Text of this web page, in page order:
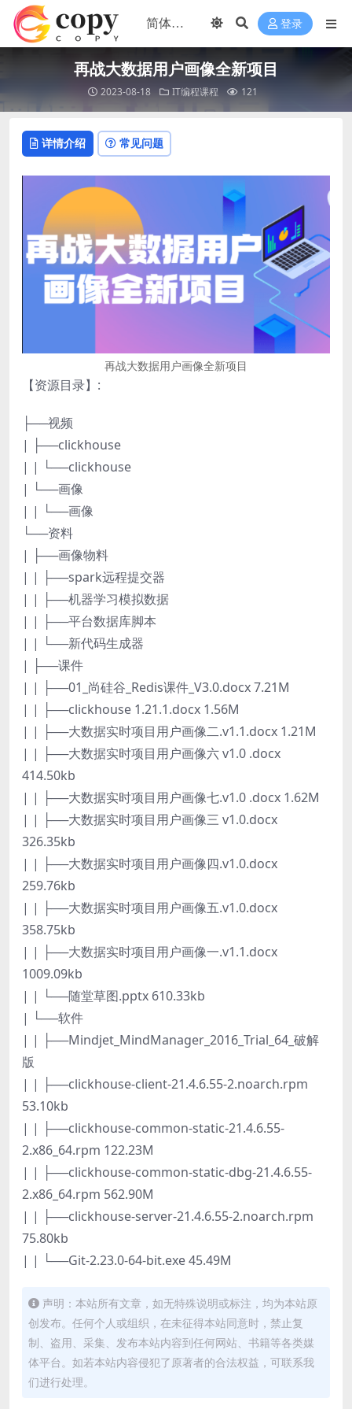
登录
再战大数据用户画像全新项目
2023-08-18 IT编程课程 121
详情介绍 常见问题
再战大数据用户画像全新项目
【资源目录】:
├──视频
| ├──clickhouse
| | └──clickhouse
| └──画像
| | └──画像
└──资料
| ├──画像物料
| | ├──spark远程提交器
| | ├──机器学习模拟数据
| | ├──平台数据库脚本
| | └──新代码生成器
| ├──课件
| | ├──01_尚硅谷_Redis课件_V3.0.docx 7.21M
| | ├──clickhouse 1.21.1.docx 1.56M
| | ├──大数据实时项目用户画像二.v1.1.docx 1.21M
| | ├──大数据实时项目用户画像六 v1.0 .docx
414.50kb
| | ├──大数据实时项目用户画像七.v1.0 .docx 1.62M
| | ├──大数据实时项目用户画像三 v1.0.docx
326.35kb
| | ├──大数据实时项目用户画像四.v1.0.docx
259.76kb
| | ├──大数据实时项目用户画像五.v1.0.docx
358.75kb
| | ├──大数据实时项目用户画像一.v1.1.docx
1009.09kb
| | └──随堂草图.pptx 610.33kb
| └──软件
| | ├──Mindjet_MindManager_2016_Trial_64_破解
版
| | ├──clickhouse-client-21.4.6.55-2.noarch.rpm
53.10kb
| | ├──clickhouse-common-static-21.4.6.55-
2.x86_64.rpm 122.23M
| | ├──clickhouse-common-static-dbg-21.4.6.55-
2.x86_64.rpm 562.90M
| | ├──clickhouse-server-21.4.6.55-2.noarch.rpm
75.80kb
| | └──Git-2.23.0-64-bit.exe 45.49M
声明：本站所有文章，如无特殊说明或标注，均为本站原
创发布。任何个人或组织，在未征得本站同意时，禁止复
制、盗用、采集、发布本站内容到任何网站、书籍等各类媒
体平台。如若本站内容侵犯了原著者的合法权益，可联系我
们进行处理。